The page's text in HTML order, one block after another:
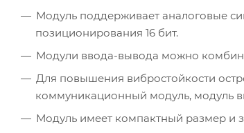
Модуль поддерживает аналоговые
позиционирования 16 бит.
Модули ввода-вывода можно
Для повышения вибростойкости
коммуникационный модуль, модуль
Модуль имеет компактный размер и